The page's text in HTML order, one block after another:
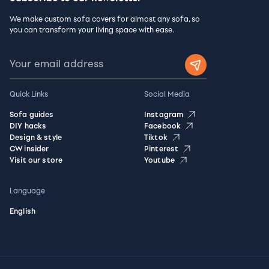
We make custom sofa covers for almost any sofa, so
you can transform your living space with ease.
Quick Links
Sofa guides
DIY hacks
Design & style
CW insider
Visit our store
Social Media
Instagram
Facebook
Tiktok
Pinterest
Youtube
Language
English